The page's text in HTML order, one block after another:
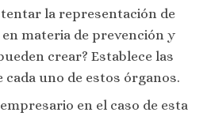
la representación de
materia de prevención y
crear? Establece las
cada uno de estos órganos.
en el caso de esta